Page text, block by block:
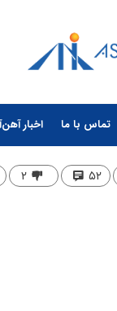
تماس با ما اخبار
۵۲ ۲